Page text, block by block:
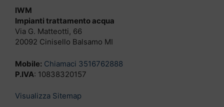
IWM
Impianti trattamento acqua
Via G. Matteotti, 66
20092 Cinisello Balsamo MI
Mobile: Chiamaci 3516762888
P.IVA: 10838320157
Visualizza Sitemap